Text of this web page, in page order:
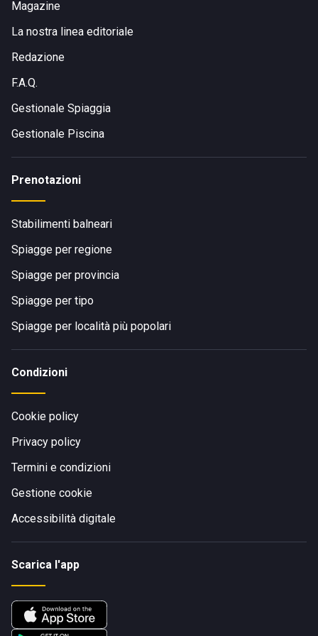
Magazine
La nostra linea editoriale
Redazione
F.A.Q.
Gestionale Spiaggia
Gestionale Piscina
Prenotazioni
Stabilimenti balneari
Spiagge per regione
Spiagge per provincia
Spiagge per tipo
Spiagge per località più popolari
Condizioni
Cookie policy
Privacy policy
Termini e condizioni
Gestione cookie
Accessibilità digitale
Scarica l'app